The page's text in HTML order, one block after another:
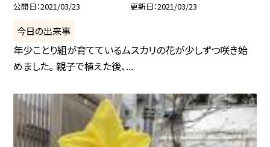
公開日 2021/03/23 更新日 2021/03/23
今日の出来事
年少ことり組が育てているムスカリの花が少しずつ咲き始
めました。 親子で植えた後、...